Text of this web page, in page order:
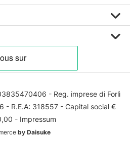
- Reg. imprese di Forlì
- R.E.A: 318557 - Capital social €
- Impressum
by Daisuke